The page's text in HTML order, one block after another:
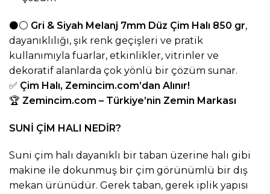
⚫⚪ Gri & Siyah Melanj 7mm Düz Çim Halı 850 gr,
dayanıklılığı, şık renk geçişleri ve pratik
kullanımıyla fuarlar, etkinlikler, vitrinler ve
dekoratif alanlarda çok yönlü bir çözüm sunar.
✅ Çim Halı, Zemincim.com’dan Alınır!
🏆 Zemincim.com – Türkiye’nin Zemin Markası
SUNİ ÇİM HALI NEDİR?
Suni çim halı dayanıklı bir taban üzerine halı gibi
makine ile dokunmuş bir çim görünümlü bir dış
mekan ürünüdür. Gerek taban, gerek iplik yapısı